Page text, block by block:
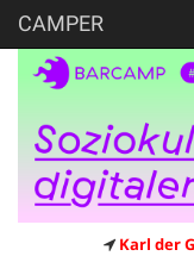
CAMPER
Karl der